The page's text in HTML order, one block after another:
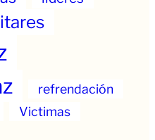
refrendación
Victimas